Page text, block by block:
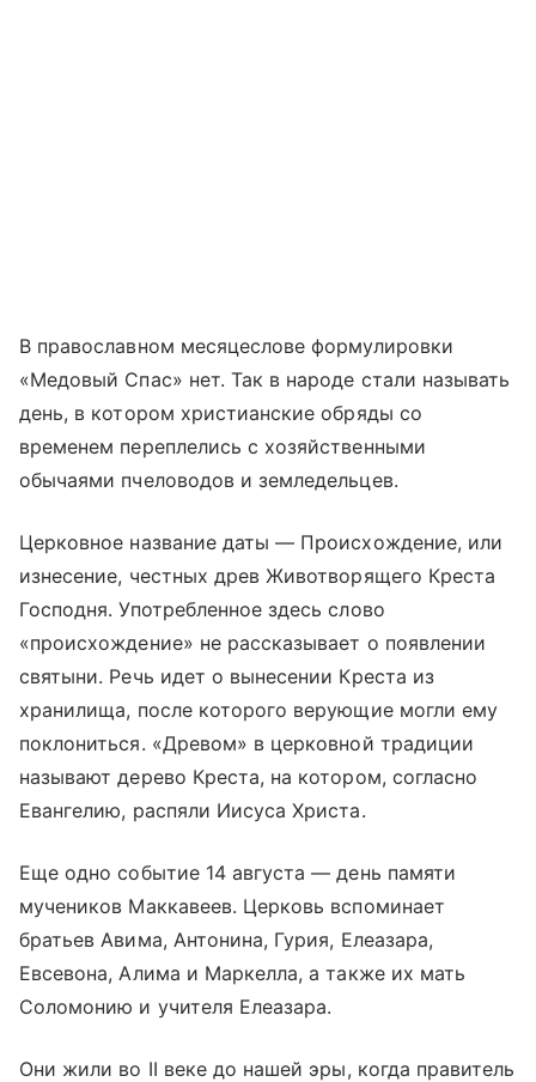
В православном месяцеслове формулировки
«Медовый Спас» нет. Так в народе стали называть
день, в котором христианские обряды со
временем переплелись с хозяйственными
обычаями пчеловодов и земледельцев.
Церковное название даты — Происхождение, или
изнесение, честных древ Животворящего Креста
Господня. Употребленное здесь слово
«происхождение» не рассказывает о появлении
святыни. Речь идет о вынесении Креста из
хранилища, после которого верующие могли ему
поклониться. «Древом» в церковной традиции
называют дерево Креста, на котором, согласно
Евангелию, распяли Иисуса Христа.
Еще одно событие 14 августа — день памяти
мучеников Маккавеев. Церковь вспоминает
братьев Авима, Антонина, Гурия, Елеазара,
Евсевона, Алима и Маркелла, а также их мать
Соломонию и учителя Елеазара.
Они жили во II веке до нашей эры, когда правитель